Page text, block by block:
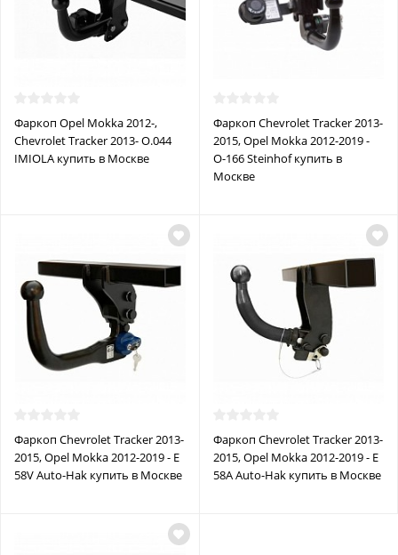
Фаркоп Opel Mokka 2012-,
Chevrolet Tracker 2013- O.044
IMIOLA купить в Москве
Фаркоп Chevrolet Tracker 2013-
2015, Opel Mokka 2012-2019 -
O-166 Steinhof купить в
Москве
Фаркоп Chevrolet Tracker 2013-
2015, Opel Mokka 2012-2019 - E
58V Auto-Hak купить в Москве
Фаркоп Chevrolet Tracker 2013-
2015, Opel Mokka 2012-2019 - E
58A Auto-Hak купить в Москве